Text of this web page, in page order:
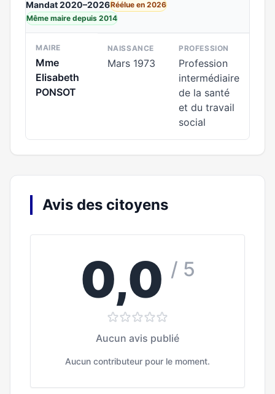
Mandat 2020–2026Réélue en 2026
Même maire depuis 2014
MAIRE
Mme
Elisabeth
PONSOT
NAISSANCE
Mars 1973
PROFESSION
Profession
intermédiaire
de la santé
et du travail
social
Avis des citoyens
0,0 / 5
Aucun avis publié
Aucun contributeur pour le moment.